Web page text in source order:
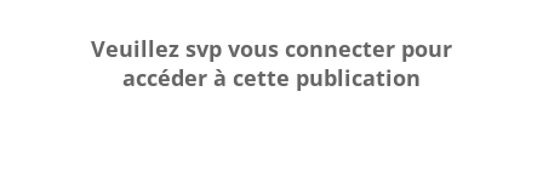
Veuillez svp vous connecter pour
accéder à cette publication